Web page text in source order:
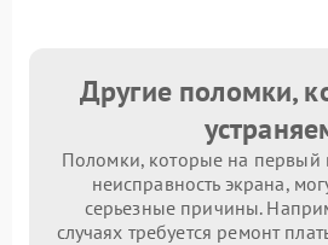
Другие поломки,
Поломки, которые на первый
неисправность экрана,
серьезные причины.
случаях требуется ремонт